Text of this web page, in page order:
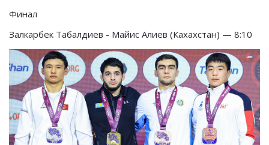
Финал
Залкарбек Табалдиев - Майис Алиев (Кахахстан) — 8:10